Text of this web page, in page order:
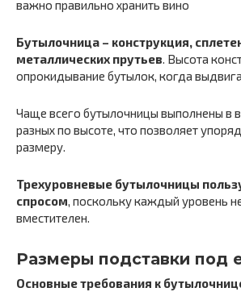
Бутылочница – конструкция,
металлических прутьев. Высота
опрокидывание бутылок, когда
Чаще всего бутылочницы выполнены в
разных по высоте, что позволяет
размеру.
Трехуровневые бутылочницы
спросом, поскольку каждый уровень
вместителен.
Размеры подставки под
Основные требования к